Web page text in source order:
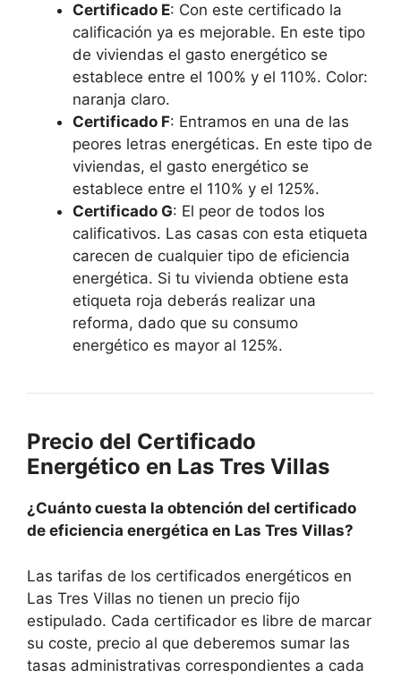
Certificado E: Con este certificado la
calificación ya es mejorable. En este tipo
de viviendas el gasto energético se
establece entre el 100% y el 110%. Color:
naranja claro.
Certificado F: Entramos en una de las
peores letras energéticas. En este tipo de
viviendas, el gasto energético se
establece entre el 110% y el 125%.
Certificado G: El peor de todos los
calificativos. Las casas con esta etiqueta
carecen de cualquier tipo de eficiencia
energética. Si tu vivienda obtiene esta
etiqueta roja deberás realizar una
reforma, dado que su consumo
energético es mayor al 125%.
Precio del Certificado
Energético en Las Tres Villas
¿Cuánto cuesta la obtención del certificado
de eficiencia energética en Las Tres Villas?
Las tarifas de los certificados energéticos en
Las Tres Villas no tienen un precio fijo
estipulado. Cada certificador es libre de marcar
su coste, precio al que deberemos sumar las
tasas administrativas correspondientes a cada